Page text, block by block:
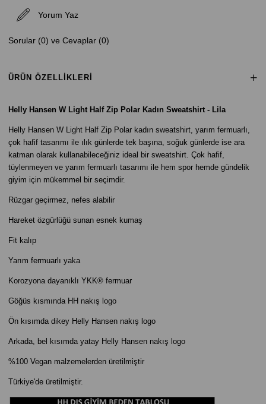
Yorum Yaz
Sorular (0) ve Cevaplar (0)
ÜRÜN ÖZELLIKLERI
Helly Hansen W Light Half Zip Polar Kadın Sweatshirt - Lila
Helly Hansen W Light Half Zip Polar kadın sweatshirt, yarım fermuarlı,
çok hafif tasarımı ile ılık günlerde tek başına, soğuk günlerde ise ara
katman olarak kullanabileceğiniz ideal bir sweatshirt. Çok hafif,
tüylenmeyen ve yarım fermuarlı tasarımı ile hem spor hemde gündelik
giyim için mükemmel bir seçimdir.
Rüzgar geçirmez, nefes alabilir
Hareket özgürlüğü sunan esnek kumaş
Fit kalıp
Yarım fermuarlı yaka
Korozyona dayanıklı YKK® fermuar
Göğüs kısmında HH nakış logo
Ön kısımda dikey Helly Hansen nakış logo
Arkada, bel kısımda yatay Helly Hansen nakış logo
%100 Vegan malzemelerden üretilmiştir
Türkiye'de üretilmiştir.